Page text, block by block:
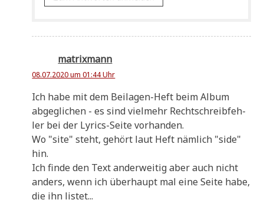
matrixmann
08.07.2020 um 01:44 Uhr
Ich habe mit dem Bei­la­gen-Heft beim Album
abge­gli­chen - es sind viel­mehr Recht­schreib­feh­
ler bei der Lyrics-Sei­te vorhanden.
Wo "site" steht, gehört laut Heft näm­lich "side"
hin.
Ich fin­de den Text ander­wei­tig aber auch nicht
anders, wenn ich über­haupt mal eine Sei­te habe,
die ihn listet...